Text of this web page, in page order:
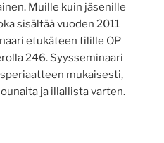
Muille kuin jäsenille
sisältää vuoden 2011
etukäteen tilille OP
246. Syysseminaari
mukaisesti,
ja illallista varten.